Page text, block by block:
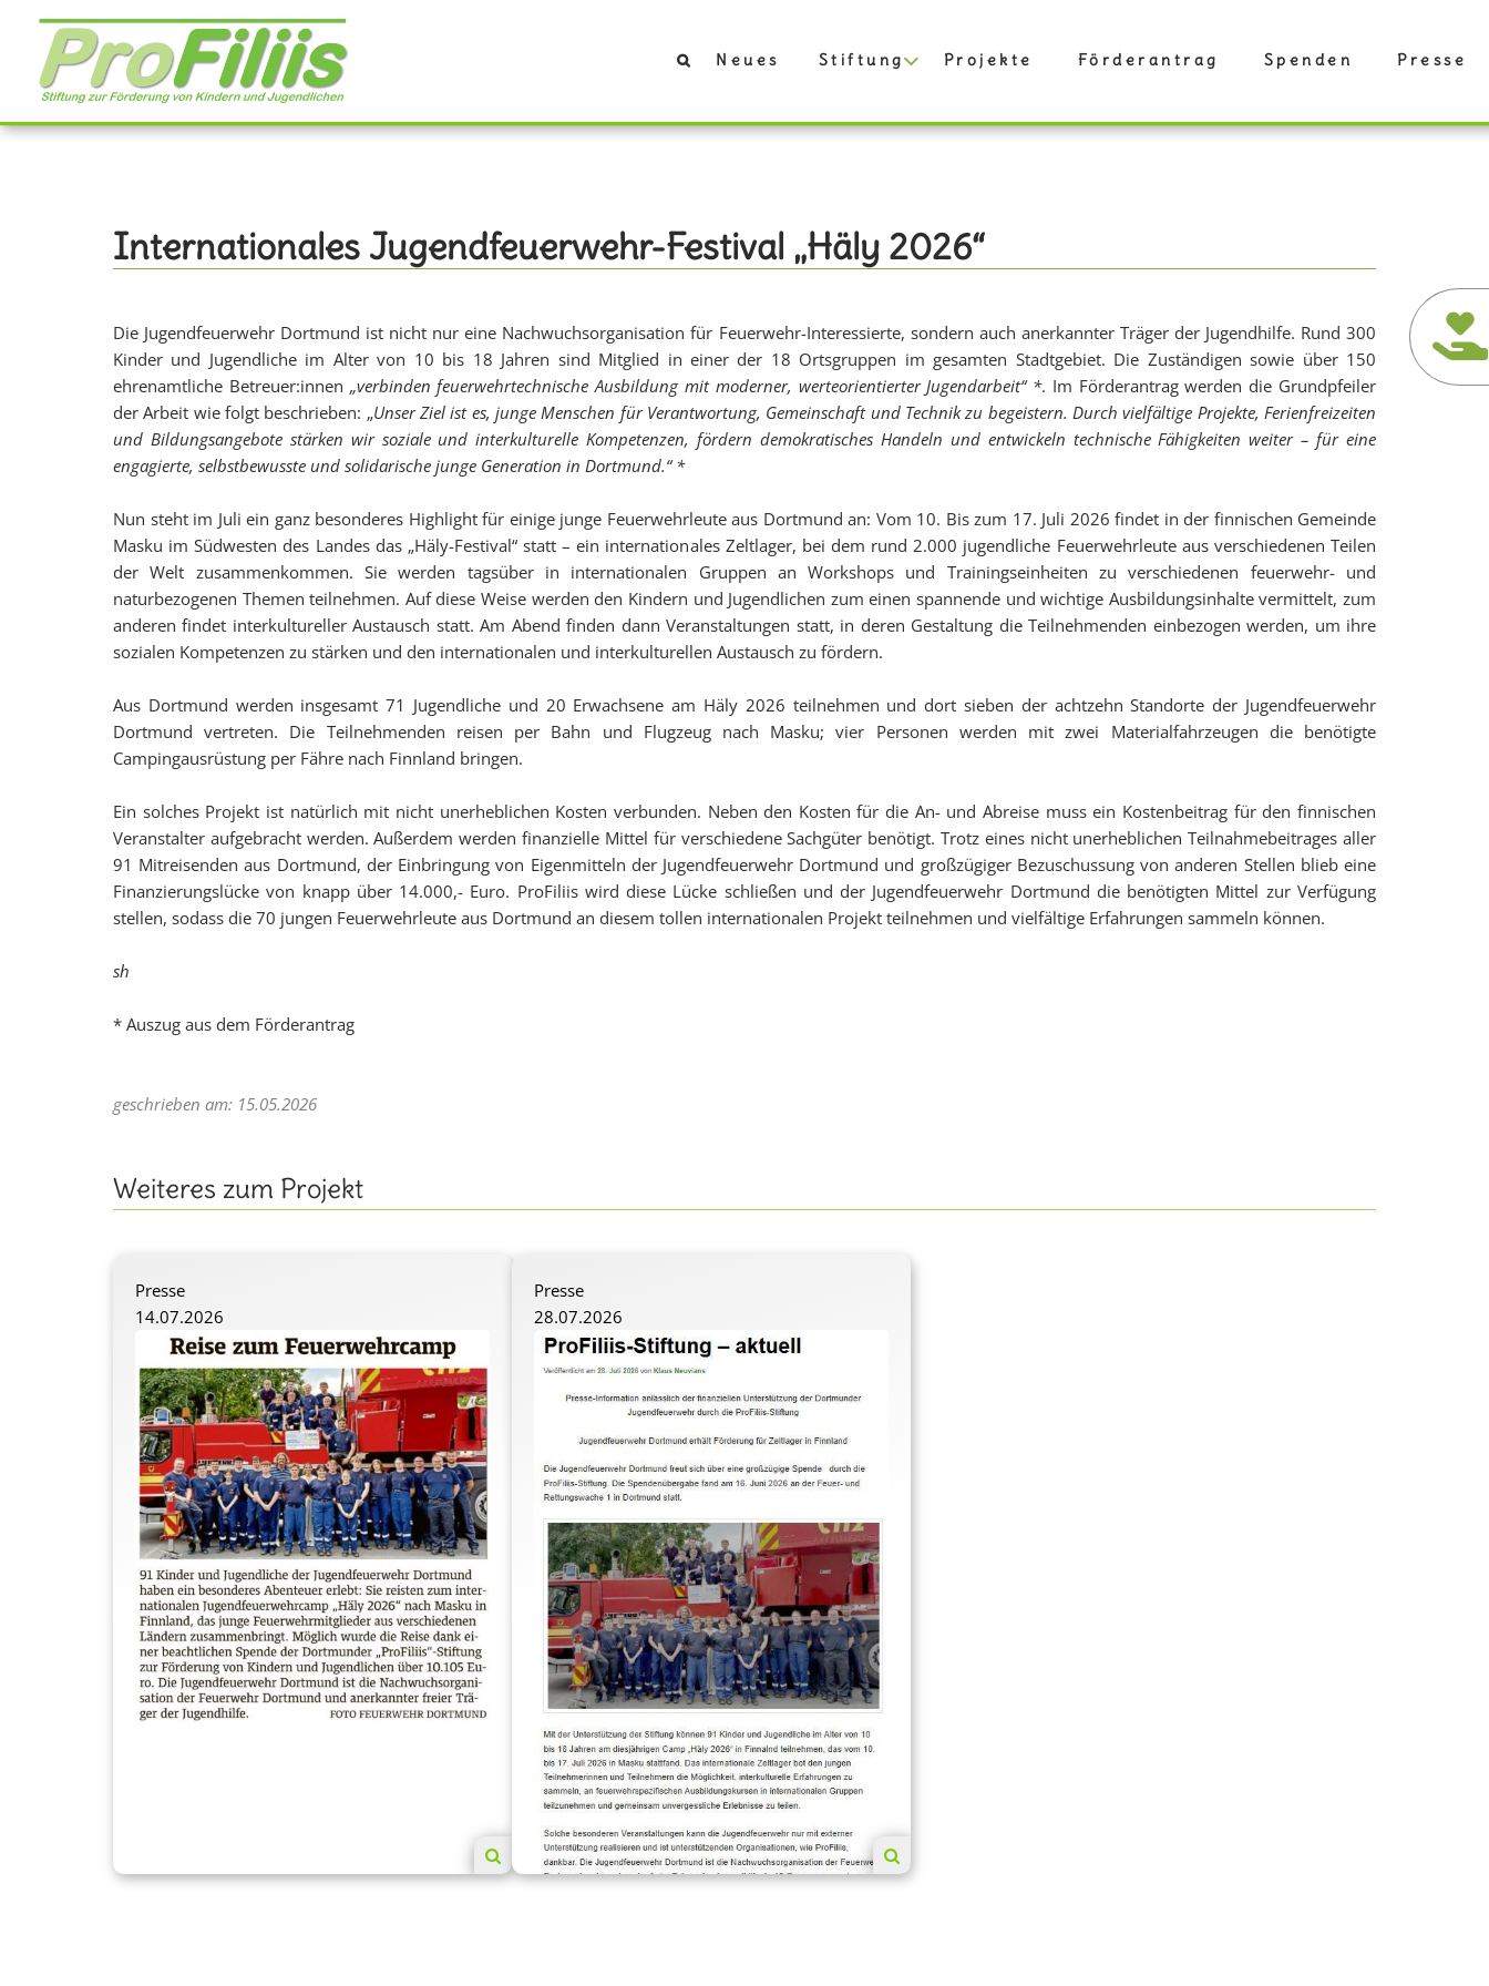
Direkt
Inhalt
Neues Stiftung Projekte Förderantrag Spenden Presse
Internationales Jugendfeuerwehr-Festival „Häly 2026“
Die Jugendfeuerwehr Dortmund ist nicht nur eine Nachwuchsorganisation für Feuerwehr-Interessierte, sondern auch anerkannter Träger der Jugendhilfe. Rund 300
Kinder und Jugendliche im Alter von 10 bis 18 Jahren sind Mitglied in einer der 18 Ortsgruppen im gesamten Stadtgebiet. Die Zuständigen sowie über 150
ehrenamtliche Betreuer:innen „verbinden feuerwehrtechnische Ausbildung mit moderner, werteorientierter Jugendarbeit“ *. Im Förderantrag werden die Grundpfeiler
der Arbeit wie folgt beschrieben: „Unser Ziel ist es, junge Menschen für Verantwortung, Gemeinschaft und Technik zu begeistern. Durch vielfältige Projekte, Ferienfreizeiten
und Bildungsangebote stärken wir soziale und interkulturelle Kompetenzen, fördern demokratisches Handeln und entwickeln technische Fähigkeiten weiter – für eine
engagierte, selbstbewusste und solidarische junge Generation in Dortmund.“ *
Nun steht im Juli ein ganz besonderes Highlight für einige junge Feuerwehrleute aus Dortmund an: Vom 10. Bis zum 17. Juli 2026 findet in der finnischen Gemeinde
Masku im Südwesten des Landes das „Häly-Festival“ statt – ein internationales Zeltlager, bei dem rund 2.000 jugendliche Feuerwehrleute aus verschiedenen Teilen
der Welt zusammenkommen. Sie werden tagsüber in internationalen Gruppen an Workshops und Trainingseinheiten zu verschiedenen feuerwehr- und
naturbezogenen Themen teilnehmen. Auf diese Weise werden den Kindern und Jugendlichen zum einen spannende und wichtige Ausbildungsinhalte vermittelt, zum
anderen findet interkultureller Austausch statt. Am Abend finden dann Veranstaltungen statt, in deren Gestaltung die Teilnehmenden einbezogen werden, um ihre
sozialen Kompetenzen zu stärken und den internationalen und interkulturellen Austausch zu fördern.
Aus Dortmund werden insgesamt 71 Jugendliche und 20 Erwachsene am Häly 2026 teilnehmen und dort sieben der achtzehn Standorte der Jugendfeuerwehr
Dortmund vertreten. Die Teilnehmenden reisen per Bahn und Flugzeug nach Masku; vier Personen werden mit zwei Materialfahrzeugen die benötigte
Campingausrüstung per Fähre nach Finnland bringen.
Ein solches Projekt ist natürlich mit nicht unerheblichen Kosten verbunden. Neben den Kosten für die An- und Abreise muss ein Kostenbeitrag für den finnischen
Veranstalter aufgebracht werden. Außerdem werden finanzielle Mittel für verschiedene Sachgüter benötigt. Trotz eines nicht unerheblichen Teilnahmebeitrages aller
91 Mitreisenden aus Dortmund, der Einbringung von Eigenmitteln der Jugendfeuerwehr Dortmund und großzügiger Bezuschussung von anderen Stellen blieb eine
Finanzierungslücke von knapp über 14.000,- Euro. ProFiliis wird diese Lücke schließen und der Jugendfeuerwehr Dortmund die benötigten Mittel zur Verfügung
stellen, sodass die 70 jungen Feuerwehrleute aus Dortmund an diesem tollen internationalen Projekt teilnehmen und vielfältige Erfahrungen sammeln können.
sh
* Auszug aus dem Förderantrag
geschrieben am: 15.05.2026
Weiteres zum Projekt
Presse
14.07.2026
Presse
28.07.2026